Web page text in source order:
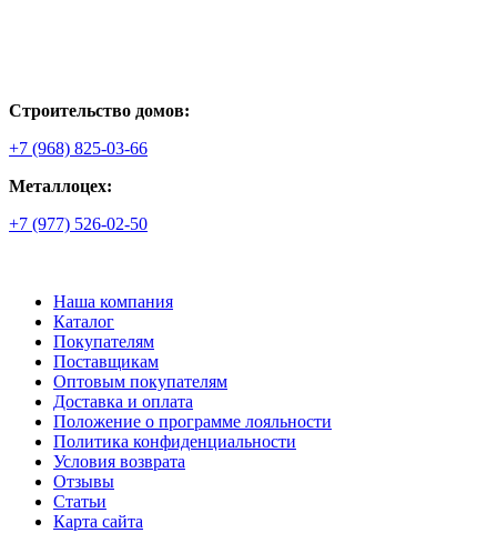
Строительство домов:
+7 (968) 825-03-66
Металлоцех:
+7 (977) 526-02-50
Наша компания
Каталог
Покупателям
Поставщикам
Оптовым покупателям
Доставка и оплата
Положение о программе лояльности
Политика конфиденциальности
Условия возврата
Отзывы
Статьи
Карта сайта